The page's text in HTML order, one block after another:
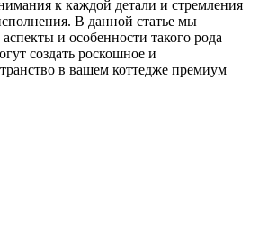
к каждой детали и стремления
В данной статье мы
и особенности такого рода
создать роскошное и
в вашем коттедже премиум